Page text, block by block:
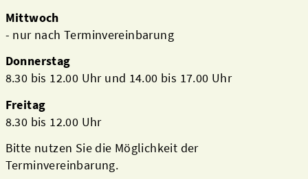
Mittwoch
- nur nach Terminvereinbarung
Donnerstag
8.30 bis 12.00 Uhr und 14.00 bis 17.00 Uhr
Freitag
8.30 bis 12.00 Uhr
Bitte nutzen Sie die Möglichkeit der
Terminvereinbarung.